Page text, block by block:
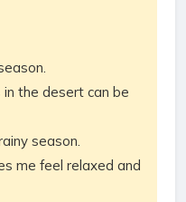
the desert can be
season.
me feel relaxed and